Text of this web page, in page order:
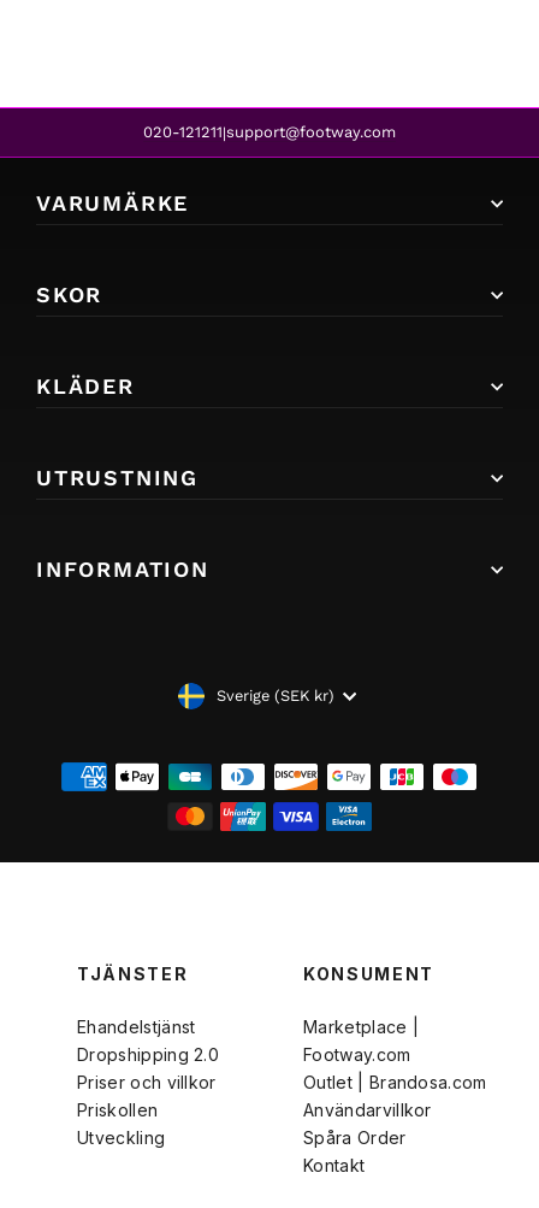
020-121211|support@footway.com
VARUMÄRKE
SKOR
KLÄDER
UTRUSTNING
INFORMATION
VALUTASverige (SEK kr)
TJÄNSTER
Ehandelstjänst
Dropshipping 2.0
Priser och villkor
Priskollen
Utveckling
KONSUMENT
Marketplace |
Footway.com
Outlet | Brandosa.com
Användarvillkor
Spåra Order
Kontakt